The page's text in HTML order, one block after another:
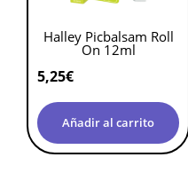
Halley Picbalsam Roll
On 12ml
5,25€
Añadir al carrito